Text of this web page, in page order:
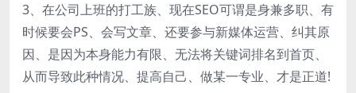
3、在公司上班的打工族、现在SEO可谓是身兼多职、有
时候要会PS、会写文章、还要参与新媒体运营、纠其原
因、是因为本身能力有限、无法将关键词排名到首页、
从而导致此种情况、提高自己、做某一专业、才是正道!